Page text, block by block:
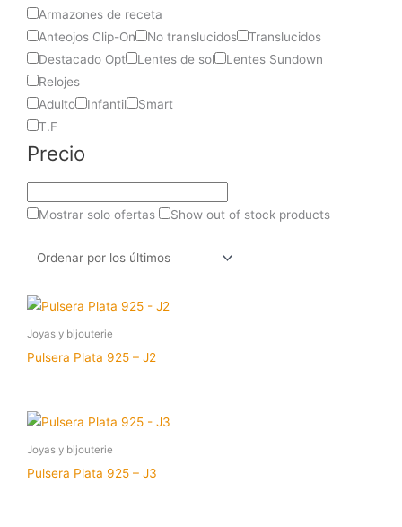
Armazones de receta
Anteojos Clip-On
No translucidos
Translucidos
Destacado Opt
Lentes de sol
Lentes Sundown
Relojes
Adulto
Infantil
Smart
T.F
Precio
Mostrar solo ofertas Show out of stock products
Joyas y bijouterie
Pulsera Plata 925 – J2
Joyas y bijouterie
Pulsera Plata 925 – J3